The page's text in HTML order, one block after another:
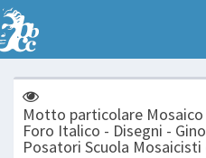
Motto particolare
Foro Italico - Disegni -
Posatori Scuola Mosaicisti